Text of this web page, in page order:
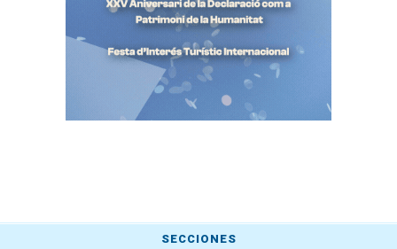
SECCIONES